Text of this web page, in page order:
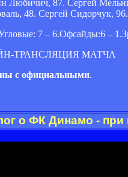
Любичич, 87. Сергей
48. Сергей Сидорчук, 96.
7 – 6.Офсайды:6 –
ТРАНСЛЯЦИЯ МАТЧА
с официальными.
о ФК Динамо - при